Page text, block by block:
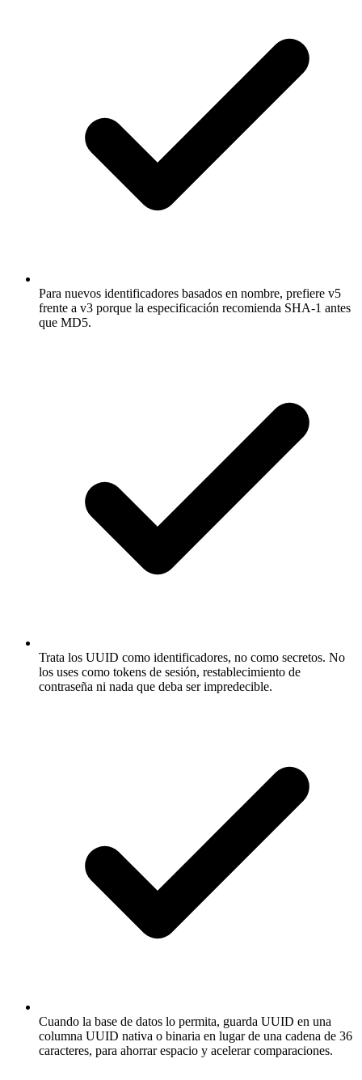
Para nuevos identificadores basados en nombre, prefiere v5
frente a v3 porque la especificación recomienda SHA-1 antes
que MD5.
Trata los UUID como identificadores, no como secretos. No
los uses como tokens de sesión, restablecimiento de
contraseña ni nada que deba ser impredecible.
Cuando la base de datos lo permita, guarda UUID en una
columna UUID nativa o binaria en lugar de una cadena de 36
caracteres, para ahorrar espacio y acelerar comparaciones.